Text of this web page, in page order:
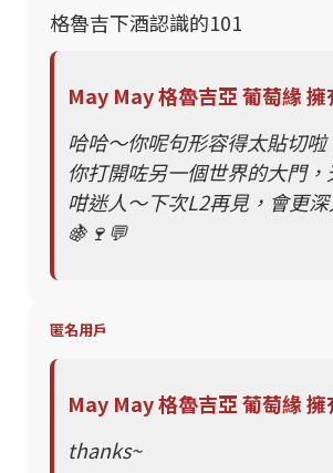
格魯吉下酒認識的101
May May 格魯吉亞 葡萄緣 擁
哈哈～你呢句形容得太貼切
你打開咗另一個世界的大門
咁迷人～下次L2再見，會更
🍇🍷💬
匿名用戶
May May 格魯吉亞 葡萄緣 擁
thanks~